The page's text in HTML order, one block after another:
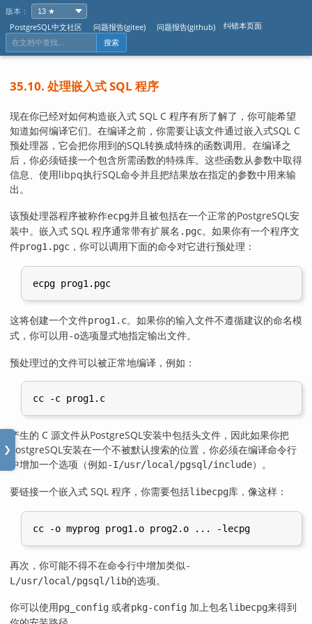
版本：
PostgreSQL中文社区
问题报告(gitee) 问题报告(github) 纠错本页面
搜索
❯
35.10. 处理嵌入式 SQL 程序
现在你已经对如何构造嵌入式 SQL C 程序有所了解了，你可能希望
知道如何编译它们。在编译之前，你需要让该文件通过嵌入式SQL C
预处理器，它会把你用到的SQL转换成特殊的函数调用。在编译之
后，你必须链接一个包含所需函数的特殊库。这些函数从参数中取得
信息、使用libpq执行SQL命令并且把结果放在指定的参数中用来输
出。
该预处理器程序被称作ecpg并且被包括在一个正常的PostgreSQL安
装中。嵌入式 SQL 程序通常带有扩展名 .pgc。如果你有一个程序文
件prog1.pgc ，你可以调用下面的命令对它进行预处理：
这将创建一个文件prog1.c。如果你的输入文件不遵循建议的命名模
式，你可以用-o选项显式地指定输出文件。
预处理过的文件可以被正常地编译，例如：
产生的 C 源文件从PostgreSQL安装中包括头文件，因此如果你把
PostgreSQL安装在一个不被默认搜索的位置，你必须在编译命令行
中增加一个选项（例如-I/usr/local/pgsql/include）。
要链接一个嵌入式 SQL 程序，你需要包括libecpg库，像这样：
再次，你可能不得不在命令行中增加类似-
L/usr/local/pgsql/lib的选项。
你可以使用pg_config 或者pkg-config 加上包名libecpg来得到